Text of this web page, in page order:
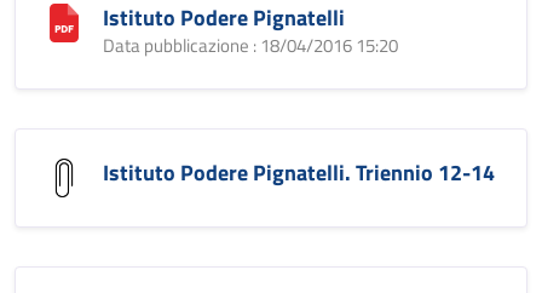
Istituto Podere Pignatelli
Data pubblicazione : 18/04/2016 15:20
Istituto Podere Pignatelli. Triennio 12-14